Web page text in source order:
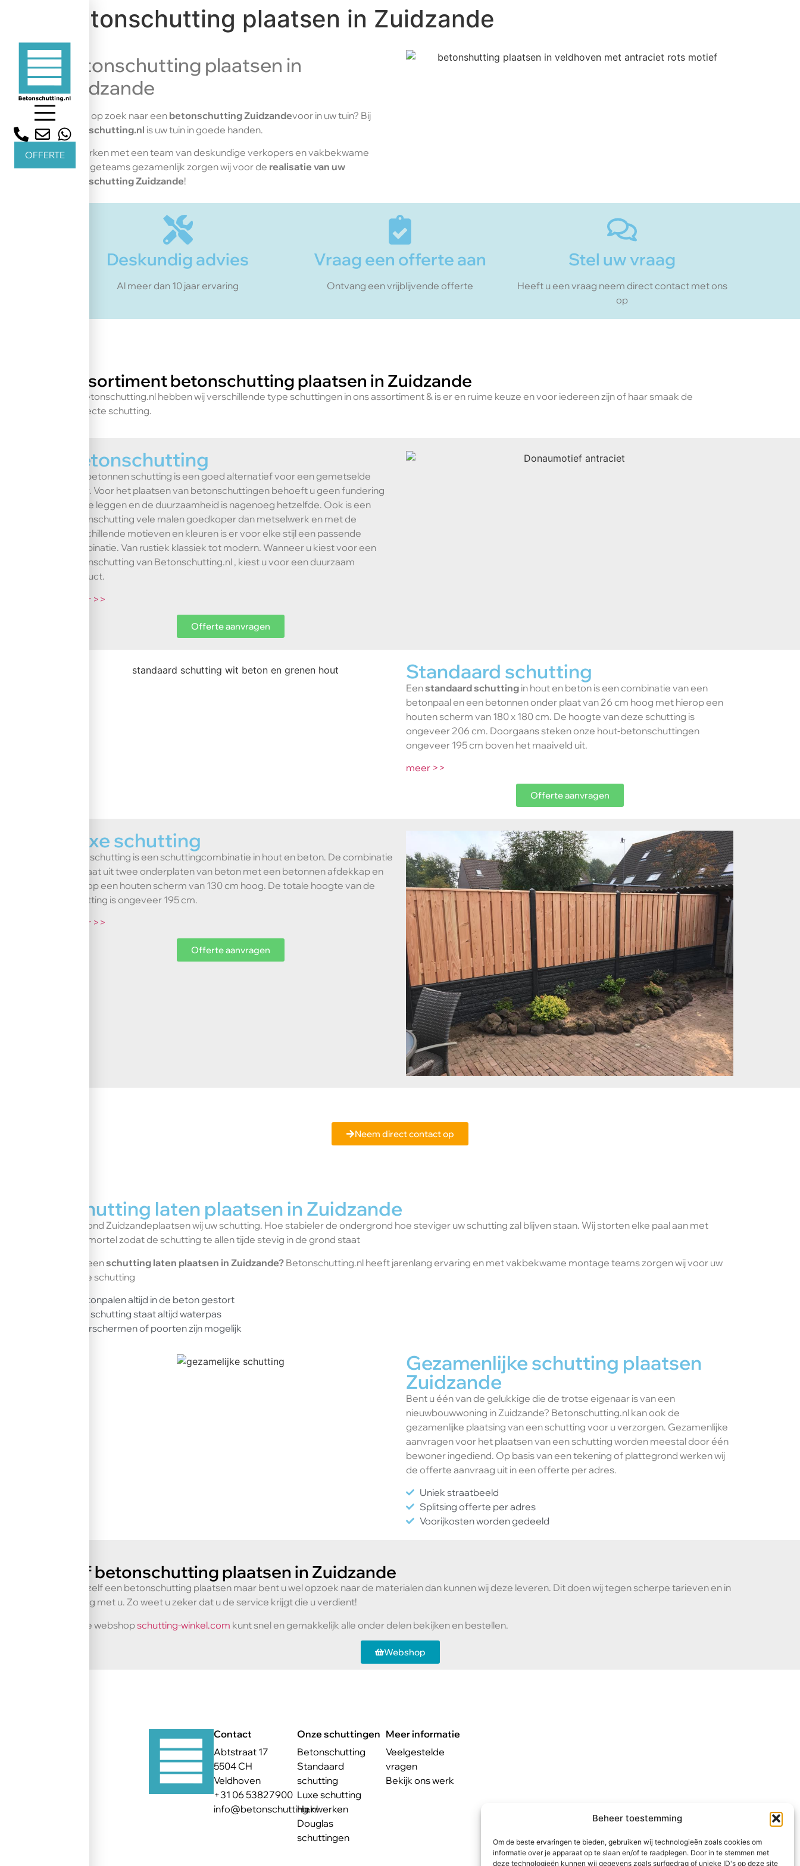
Beheer toestemming
Om de beste ervaringen te bieden, gebruiken wij technologieën zoals cookies om
informatie over je apparaat op te slaan en/of te raadplegen. Door in te stemmen met
deze technologieën kunnen wij gegevens zoals surfgedrag of unieke ID's op deze site
OFFERTE
Betonschutting plaatsen in Zuidzande
Betonschutting plaatsen in
Zuidzande
Bent u op zoek naar een betonschutting Zuidzandevoor in uw tuin? Bij
betonschutting.nl is uw tuin in goede handen.
Wij werken met een team van deskundige verkopers en vakbekwame
montageteams gezamenlijk zorgen wij voor de realisatie van uw
betonschutting Zuidzande!
Deskundig advies
Al meer dan 10 jaar ervaring
Vraag een offerte aan
Ontvang een vrijblijvende offerte
Stel uw vraag
Heeft u een vraag neem direct contact met ons
op
Assortiment betonschutting plaatsen in Zuidzande
Bij betonschutting.nl hebben wij verschillende type schuttingen in ons assortiment & is er en ruime keuze en voor iedereen zijn of haar smaak de
perfecte schutting.
Betonschutting
Een betonnen schutting is een goed alternatief voor een gemetselde
muur. Voor het plaatsen van betonschuttingen behoeft u geen fundering
aan te leggen en de duurzaamheid is nagenoeg hetzelfde. Ook is een
betonschutting vele malen goedkoper dan metselwerk en met de
verschillende motieven en kleuren is er voor elke stijl een passende
combinatie. Van rustiek klassiek tot modern. Wanneer u kiest voor een
betonschutting van Betonschutting.nl , kiest u voor een duurzaam
product.
meer >>
Offerte aanvragen
Standaard schutting
Eenstandaard schutting in hout en beton is een combinatie van een
betonpaal en een betonnen onder plaat van 26 cm hoog met hierop een
houten scherm van 180 x 180 cm. De hoogte van deze schutting is
ongeveer 206 cm. Doorgaans steken onze hout-betonschuttingen
ongeveer 195 cm boven het maaiveld uit.
meer >>
Offerte aanvragen
Luxe schutting
Luxe schutting is een schuttingcombinatie in hout en beton. De combinatie
bestaat uit twee onderplaten van beton met een betonnen afdekkap en
daarop een houten scherm van 130 cm hoog. De totale hoogte van de
schutting is ongeveer 195 cm.
meer >>
Offerte aanvragen
Neem direct contact op
Schutting laten plaatsen in Zuidzande
In en rond Zuidzandeplaatsen wij uw schutting. Hoe stabieler de ondergrond hoe steviger uw schutting zal blijven staan. Wij storten elke paal aan met
betonmortel zodat de schutting te allen tijde stevig in de grond staat
Wilt u eenschutting laten plaatsen in Zuidzande? Betonschutting.nl heeft jarenlang ervaring en met vakbekwame montage teams zorgen wij voor uw
nieuwe schutting
Betonpalen altijd in de beton gestort
Uw schutting staat altijd waterpas
Sierschermen of poorten zijn mogelijk
Gezamenlijke schutting plaatsen
Zuidzande
Bent u één van de gelukkige die de trotse eigenaar is van een
nieuwbouwwoning in Zuidzande? Betonschutting.nl kan ook de
gezamenlijke plaatsing van een schutting voor u verzorgen. Gezamenlijke
aanvragen voor het plaatsen van een schutting worden meestal door één
bewoner ingediend. Op basis van een tekening of plattegrond werken wij
de offerte aanvraag uit in een offerte per adres.
Uniek straatbeeld
Splitsing offerte per adres
Voorijkosten worden gedeeld
Zelf betonschutting plaatsen in Zuidzande
Wilt u zelf een betonschutting plaatsen maar bent u wel opzoek naar de materialen dan kunnen wij deze leveren. Dit doen wij tegen scherpe tarieven en in
overleg met u. Zo weet u zeker dat u de service krijgt die u verdient!
In onze webshopschutting-winkel.com kunt snel en gemakkelijk alle onder delen bekijken en bestellen.
Webshop
Contact
Abtstraat 17
5504 CH
Veldhoven
+31 06 53827900
info@betonschutting.nl
Onze schuttingen
Betonschutting
Standaard
schutting
Luxe schutting
Hekwerken
Douglas
schuttingen
Meer informatie
Veelgestelde
vragen
Bekijk ons werk